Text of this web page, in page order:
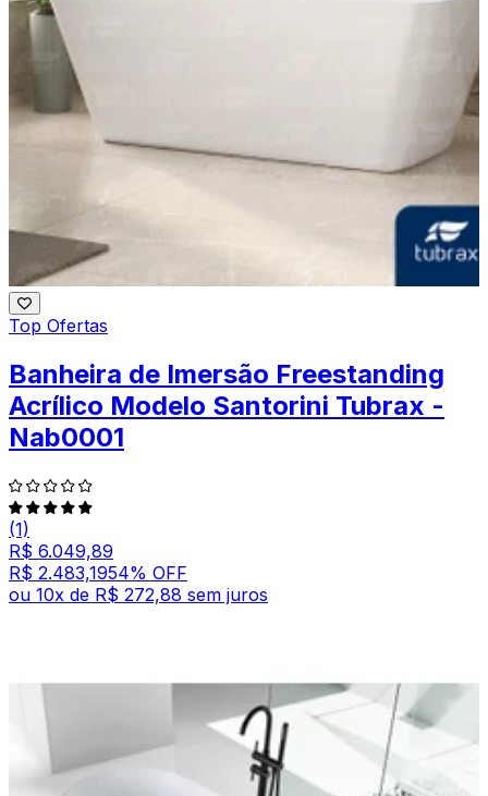
Top Ofertas
Banheira de Imersão Freestanding
Acrílico Modelo Santorini Tubrax -
Nab0001
(1)
R$ 6.049,89
R$ 2.483,1954% OFF
ou 10x de R$ 272,88 sem juros